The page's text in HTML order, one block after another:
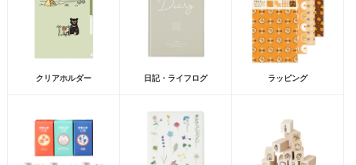
クリアホルダー 日記・ライフログ ラッピング